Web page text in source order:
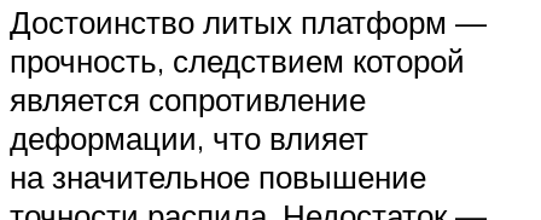
Достоинство литых платформ —
прочность, следствием которой
является сопротивление
деформации, что влияет
на значительное повышение